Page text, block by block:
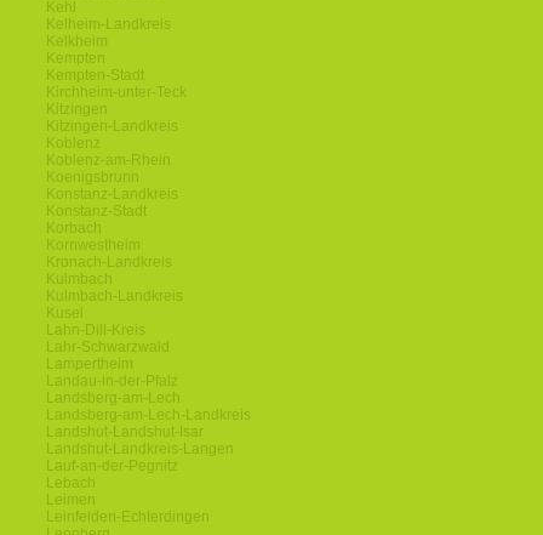
Kehl
Kelheim-Landkreis
Kelkheim
Kempten
Kempten-Stadt
Kirchheim-unter-Teck
Kitzingen
Kitzingen-Landkreis
Koblenz
Koblenz-am-Rhein
Koenigsbrunn
Konstanz-Landkreis
Konstanz-Stadt
Korbach
Kornwestheim
Kronach-Landkreis
Kulmbach
Kulmbach-Landkreis
Kusel
Lahn-Dill-Kreis
Lahr-Schwarzwald
Lampertheim
Landau-in-der-Pfalz
Landsberg-am-Lech
Landsberg-am-Lech-Landkreis
Landshut-Landshut-Isar
Landshut-Landkreis-Langen
Lauf-an-der-Pegnitz
Lebach
Leimen
Leinfelden-Echterdingen